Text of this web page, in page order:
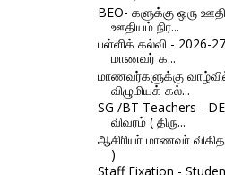
BEO- களுக்கு ஒரு
ஊதியம் நிர...
பள்ளிக் கல்வி - 2026-
மாணவர் க...
மாணவர்களுக்கு
விழுமியக் கல்...
SG /BT Teachers -
விவரம் ( திரு...
ஆசிாியா் மாணவா்
)
Staff Fixation -